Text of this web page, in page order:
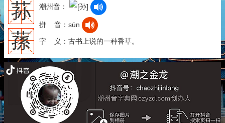
荪
蓀
潮州音：
拼 音：sūn
字 义：古书上说的一种香草。